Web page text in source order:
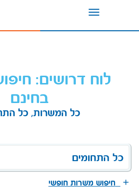
Toggle
לוח דרושים:
בחינם
כל המשרות, כל
כל התחומים
חיפוש משרות חופשי